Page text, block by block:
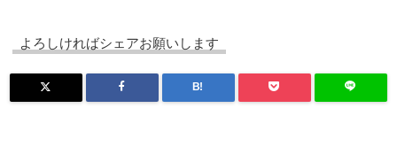
よろしければシェアお願いします
B!